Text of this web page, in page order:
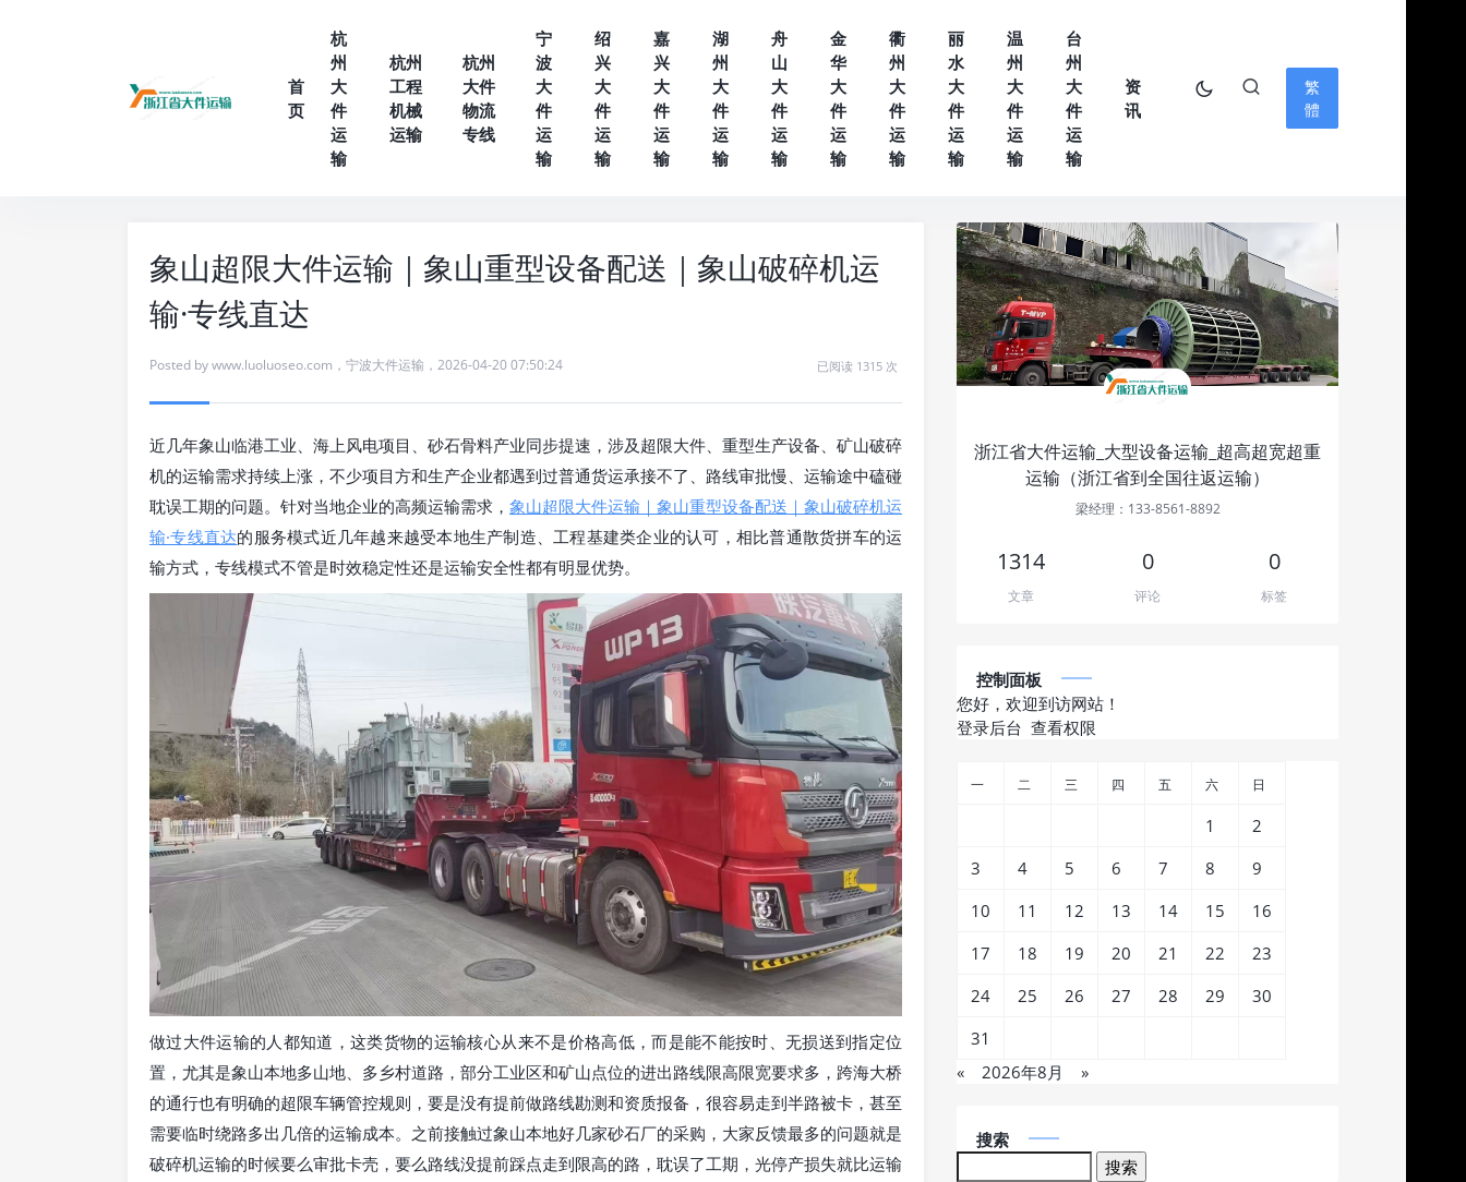
首
页
杭
州
大
件
运
输
杭州
工程
机械
运输
杭州
大件
物流
专线
宁
波
大
件
运
输
绍
兴
大
件
运
输
嘉
兴
大
件
运
输
湖
州
大
件
运
输
舟
山
大
件
运
输
金
华
大
件
运
输
衢
州
大
件
运
输
丽
水
大
件
运
输
温
州
大
件
运
输
台
州
大
件
运
输
资
讯
繁
體
象山超限大件运输｜象山重型设备配送｜象山破碎机运
输·专线直达
Posted bywww.luoluoseo.com ， 宁波大件运输 ， 2026-04-20 07:50:24 已阅读 1315 次
近几年象山临港工业、海上风电项目、砂石骨料产业同步提速，涉及超限大件、重型生产设备、矿山破碎
机的运输需求持续上涨，不少项目方和生产企业都遇到过普通货运承接不了、路线审批慢、运输途中磕碰
耽误工期的问题。针对当地企业的高频运输需求， 象山超限大件运输｜象山重型设备配送｜象山破碎机运
输·专线直达的服务模式近几年越来越受本地生产制造、工程基建类企业的认可，相比普通散货拼车的运
输方式，专线模式不管是时效稳定性还是运输安全性都有明显优势。
做过大件运输的人都知道，这类货物的运输核心从来不是价格高低，而是能不能按时、无损送到指定位
置，尤其是象山本地多山地、多乡村道路，部分工业区和矿山点位的进出路线限高限宽要求多，跨海大桥
的通行也有明确的超限车辆管控规则，要是没有提前做路线勘测和资质报备，很容易走到半路被卡，甚至
需要临时绕路多出几倍的运输成本。之前接触过象山本地好几家砂石厂的采购，大家反馈最多的问题就是
破碎机运输的时候要么审批卡壳，要么路线没提前踩点走到限高的路，耽误了工期，光停产损失就比运输
浙江省大件运输_大型设备运输_超高超宽超重
运输（浙江省到全国往返运输）
梁经理：133-8561-8892
1314
文章
0
评论
0
标签
控制面板
您好，欢迎到访网站！
登录后台 查看权限
« 2026年8月 »
一 二 三 四 五 六 日
1
2
3
4 5 6 7 8
9
10
11 12 13 14 15
16
17
18 19 20 21 22
23
24
25 26 27 28 29
30
31
搜索